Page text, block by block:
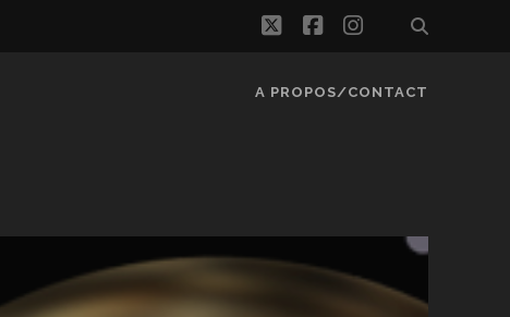
twitterfacebook
instagram
A PROPOS/CONTACT